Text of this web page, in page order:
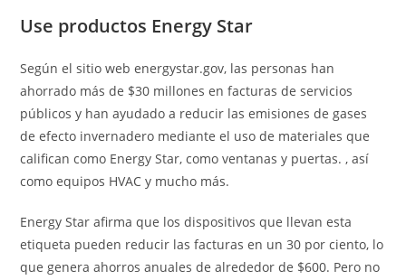
Use productos Energy Star
Según el sitio web energystar.gov, las personas han
ahorrado más de $30 millones en facturas de servicios
públicos y han ayudado a reducir las emisiones de gases
de efecto invernadero mediante el uso de materiales que
califican como Energy Star, como ventanas y puertas. , así
como equipos HVAC y mucho más.
Energy Star afirma que los dispositivos que llevan esta
etiqueta pueden reducir las facturas en un 30 por ciento, lo
que genera ahorros anuales de alrededor de $600. Pero no